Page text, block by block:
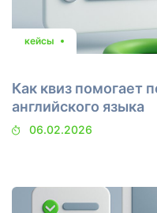
кейсы
Как квиз помогает
английского языка
06.02.2026